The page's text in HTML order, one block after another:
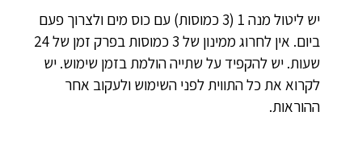
יש ליטול מנה 1 (3 כמוסות) עם כוס מים ולצרוך פעם
ביום. אין לחרוג ממינון של 3 כמוסות בפרק זמן של 24
שעות. יש להקפיד על שתייה הולמת בזמן שימוש. יש
לקרוא את כל התווית לפני השימוש ולעקוב אחר
ההוראות.